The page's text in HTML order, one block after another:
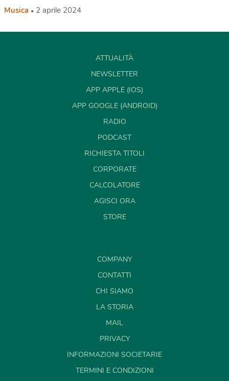
Musica 2 aprile 2024
ATTUALITÀ
NEWSLETTER
APP APPLE (IOS)
APP GOOGLE (ANDROID)
RADIO
PODCAST
RICHIESTA TITOLI
CORPORATE
CALCOLATORE
AGISCI ORA
STORE
COMPANY
CONTATTI
CHI SIAMO
LA STORIA
MAIL
PRIVACY
INFORMAZIONI SOCIETARIE
TERMINI E CONDIZIONI